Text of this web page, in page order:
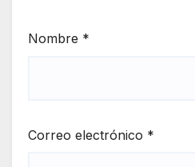
Nombre *
Correo electrónico *